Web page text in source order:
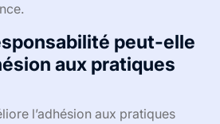
peut-elle
aux pratiques
l’adhésion aux pratiques